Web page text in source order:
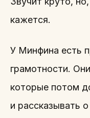
кажется.
У Минфина есть
грамотности.
которые потом
и рассказывать